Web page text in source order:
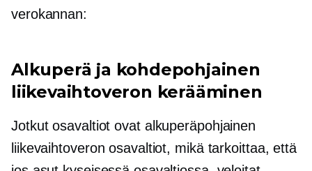
verokannan:
Alkuperä ja kohdepohjainen
liikevaihtoveron kerääminen
Jotkut osavaltiot ovat alkuperäpohjainen
liikevaihtoveron osavaltiot, mikä tarkoittaa, että